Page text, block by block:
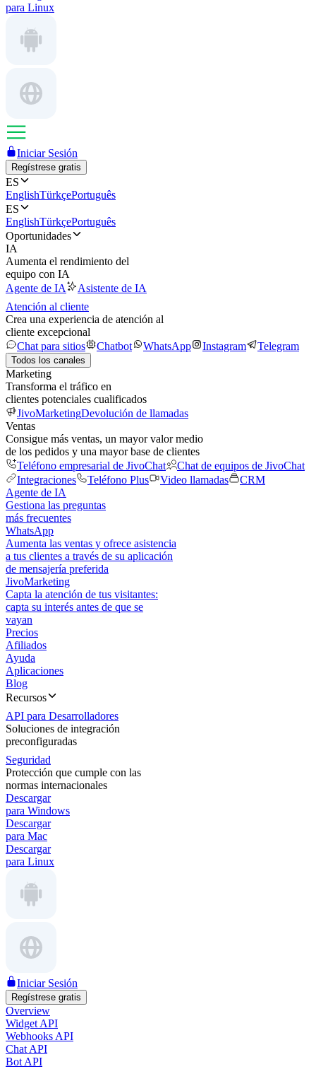
para Linux
Iniciar Sesión
Regístrese gratis
ES
EnglishTürkçePortuguês
ES
EnglishTürkçePortuguês
Oportunidades
IA
Aumenta el rendimiento del
equipo con IA
Agente de IA
Asistente de IA
Atención al cliente
Crea una experiencia de atención al
cliente excepcional
Chat para sitios
Chatbot WhatsApp Instagram Telegram
Todos los canales
Marketing
Transforma el tráfico en
clientes potenciales cualificados
JivoMarketingDevolución de llamadas
Ventas
Consigue más ventas, un mayor valor medio
de los pedidos y una mayor base de clientes
Teléfono empresarial de JivoChat
Chat de equipos de JivoChat
Integraciones
Teléfono Plus Video llamadas
CRM
Agente de IA
Gestiona las preguntas
más frecuentes
WhatsApp
Aumenta las ventas y ofrece asistencia
a tus clientes a través de su aplicación
de mensajería preferida
JivoMarketing
Capta la atención de tus visitantes:
capta su interés antes de que se
vayan
Precios
Afiliados
Ayuda
Aplicaciones
Blog
Recursos
API para Desarrolladores
Soluciones de integración
preconfiguradas
Seguridad
Protección que cumple con las
normas internacionales
Descargar
para Windows
Descargar
para Mac
Descargar
para Linux
Iniciar Sesión
Regístrese gratis
Overview
Widget API
Webhooks API
Chat API
Bot API